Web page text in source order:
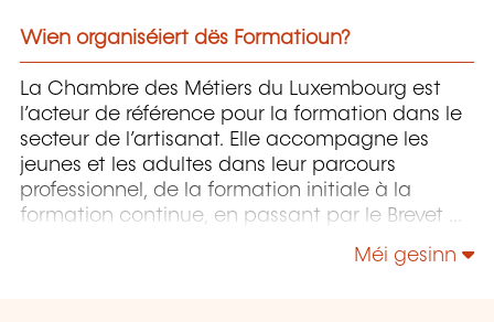
Wien organiséiert dës Formatioun?
La Chambre des Métiers du Luxembourg est
l’acteur de référence pour la formation dans le
secteur de l’artisanat. Elle accompagne les
jeunes et les adultes dans leur parcours
professionnel, de la formation initiale à la
formation continue, en passant par le Brevet de
Méi gesinn